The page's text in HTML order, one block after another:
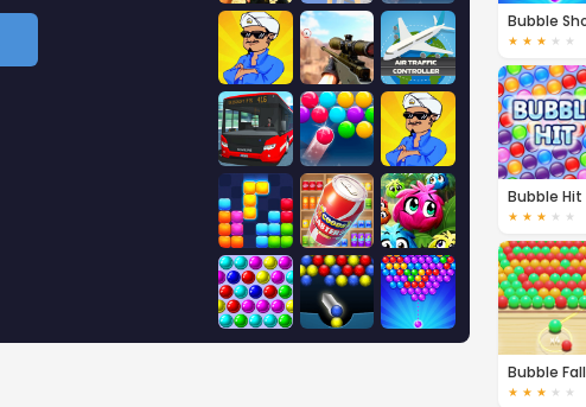
★ ★ ★ ★ ★
Bubble Hit
★ ★ ★ ★ ★
Bubble Fall
★ ★ ★ ★ ★